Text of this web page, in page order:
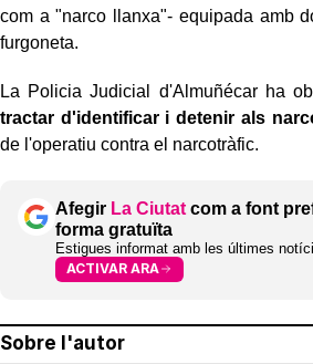
com a "narco llanxa"- equipada amb
furgoneta.
La Policia Judicial d'Almuñécar ha
tractar d'identificar i detenir als
de l'operatiu contra el narcotràfic.
Afegir La Ciutat com a font
forma gratuïta
Estigues informat amb les últimes
ACTIVAR ARA
Sobre l'autor